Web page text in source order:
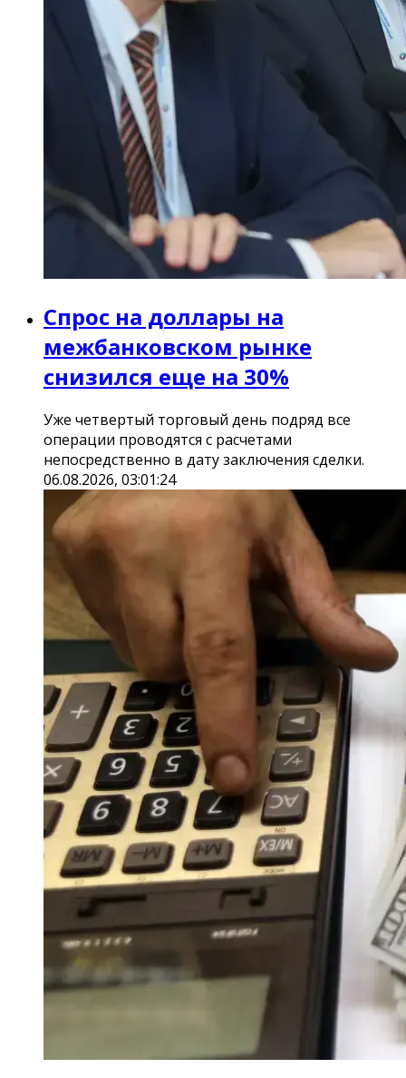
Спрос на доллары на
межбанковском рынке
снизился еще на 30%
Уже четвертый торговый день подряд все
операции проводятся с расчетами
непосредственно в дату заключения сделки.
06.08.2026, 03:01:24